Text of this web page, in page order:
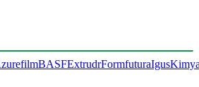
BASFExtrudrFormfuturaIgus